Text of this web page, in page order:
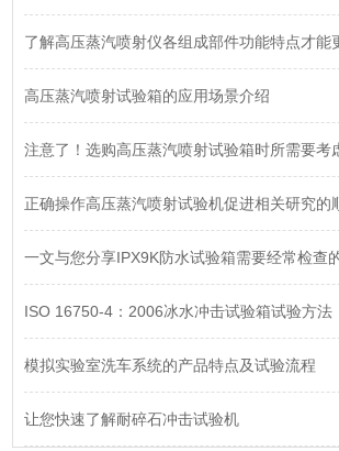
了解高压蒸汽喷射仪各组成部件功能特点才能
高压蒸汽喷射试验箱的应用场景介绍
注意了！选购高压蒸汽喷射试验箱时所需要考
正确操作高压蒸汽喷射试验机促进相关研究的
一文与您分享IPX9K防水试验箱需要经常检查
ISO 16750-4：2006冰水冲击试验箱试验方法
模拟实验室洗车系统的产品特点及试验流程
让您快速了解耐碎石冲击试验机